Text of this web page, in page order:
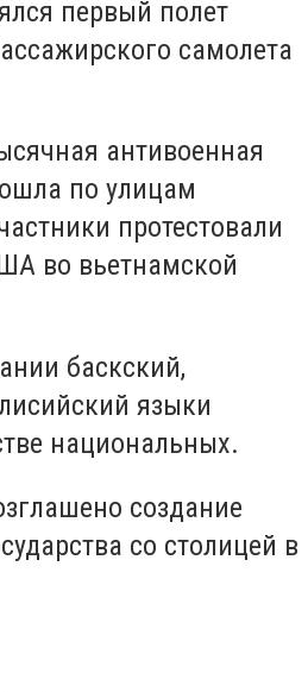
первый полет
самолета
антивоенная
по улицам
протестовали
во вьетнамской
баскский,
языки
национальных.
создание
со столицей в